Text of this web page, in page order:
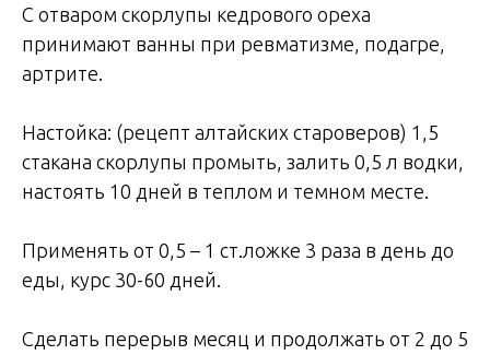
С отваром скорлупы кедрового ореха
принимают ванны при ревматизме, подагре,
артрите.
Настойка: (рецепт алтайских староверов) 1,5
стакана скорлупы промыть, залить 0,5 л водки,
настоять 10 дней в теплом и темном месте.
Применять от 0,5 – 1 ст.ложке 3 раза в день до
еды, курс 30-60 дней.
Сделать перерыв месяц и продолжать от 2 до 5